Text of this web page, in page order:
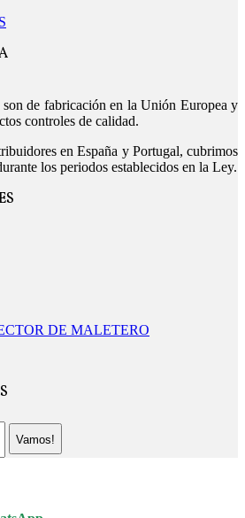
son de fabricación en la Unión Europea y
controles de calidad.
en España y Portugal, cubrimos
los periodos establecidos en la Ley.
DE MALETERO
Vamos!